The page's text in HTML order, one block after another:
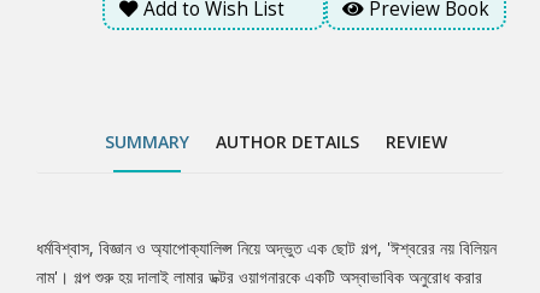
Add to Wish List Preview Book
SUMMARY AUTHOR DETAILS REVIEW
Tab
ধর্মবিশ্বাস, বিজ্ঞান ও অ্যাপোক্যালিপ্স নিয়ে অদ্ভুত এক ছোট গল্প, 'ঈশ্বরের নয় বিলিয়ন
নাম'। গল্প শুরু হয় দালাই লামার ডক্টর ওয়াগনারকে একটি অস্বাভাবিক অনুরোধ করার